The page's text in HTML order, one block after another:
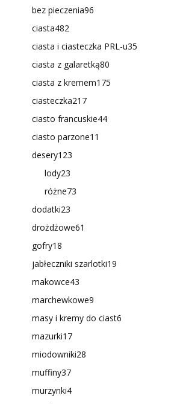
bez pieczenia96
ciasta482
ciasta i ciasteczka PRL-u35
ciasta z galaretką80
ciasta z kremem175
ciasteczka217
ciasto francuskie44
ciasto parzone11
desery123
lody23
różne73
dodatki23
drożdżowe61
gofry18
jabłeczniki szarlotki19
makowce43
marchewkowe9
masy i kremy do ciast6
mazurki17
miodowniki28
muffiny37
murzynki4